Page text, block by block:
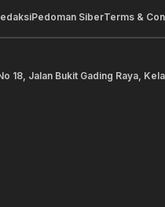
Pedoman SiberTerms &
18, Jalan Bukit Gading Raya,